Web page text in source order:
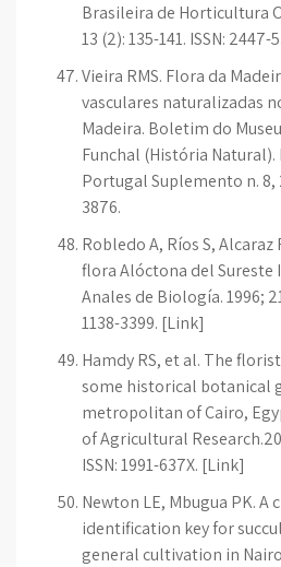
Brasileira de Horticultura
13 (2): 135-141. ISSN:
Vieira RMS. Flora da
vasculares naturalizadas
Madeira. Boletim do
Funchal (História Natural).
Portugal Suplemento n. 8,
3876.
Robledo A, Ríos S, Alcaraz
flora Alóctona del Sureste
Anales de Biología. 1996;
1138-3399. [Link]
Hamdy RS, et al. The
some historical botanical
metropolitan of Cairo,
of Agricultural
ISSN: 1991-637X. [Link]
Newton LE, Mbugua PK. A
identification key for
general cultivation in